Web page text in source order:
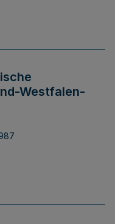
Westfalen-